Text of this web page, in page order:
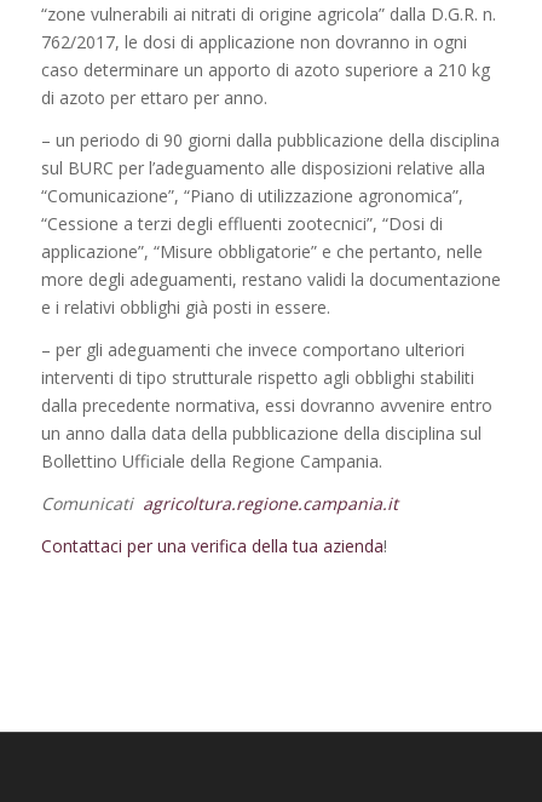
“zone vulnerabili ai nitrati di origine agricola” dalla D.G.R. n.
762/2017, le dosi di applicazione non dovranno in ogni
caso determinare un apporto di azoto superiore a 210 kg
di azoto per ettaro per anno.
– un periodo di 90 giorni dalla pubblicazione della disciplina
sul BURC per l’adeguamento alle disposizioni relative alla
“Comunicazione”, “Piano di utilizzazione agronomica”,
“Cessione a terzi degli effluenti zootecnici”, “Dosi di
applicazione”, “Misure obbligatorie” e che pertanto, nelle
more degli adeguamenti, restano validi la documentazione
e i relativi obblighi già posti in essere.
– per gli adeguamenti che invece comportano ulteriori
interventi di tipo strutturale rispetto agli obblighi stabiliti
dalla precedente normativa, essi dovranno avvenire entro
un anno dalla data della pubblicazione della disciplina sul
Bollettino Ufficiale della Regione Campania.
Comunicati agricoltura.regione.campania.it
Contattaci per una verifica della tua azienda!